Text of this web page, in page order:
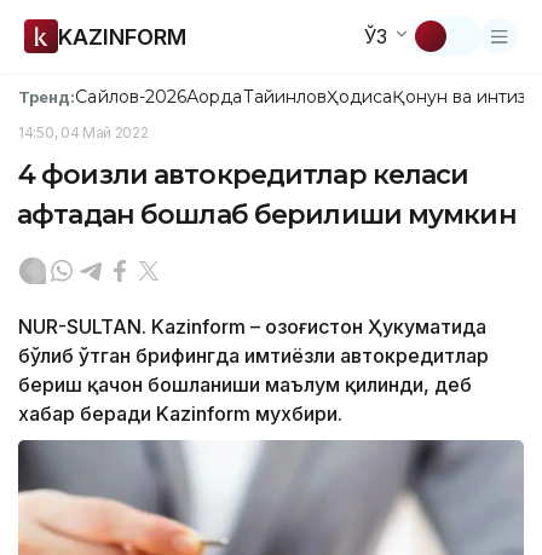
KAZINFORM ЎЗ
Тренд:Сайлов-2026АқордаТайинловҲодисаҚонун ва
14:50, 04 Май 2022
4 фоизли автокредитлар келаси
ҳафтадан бошлаб берилиши мумкин
NUR-SULTAN. Kazinform – Қозоғистон Ҳукуматида
бўлиб ўтган брифингда имтиёзли автокредитлар
бериш қачон бошланиши маълум қилинди, деб
хабар беради Kazinform мухбири.